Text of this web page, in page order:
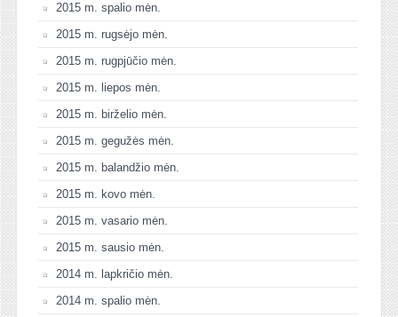
2015 m. spalio mėn.
2015 m. rugsėjo mėn.
2015 m. rugpjūčio mėn.
2015 m. liepos mėn.
2015 m. birželio mėn.
2015 m. gegužės mėn.
2015 m. balandžio mėn.
2015 m. kovo mėn.
2015 m. vasario mėn.
2015 m. sausio mėn.
2014 m. lapkričio mėn.
2014 m. spalio mėn.